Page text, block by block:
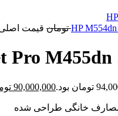
تومان قیمت اصلی 97,500,000 تومان
90,000,000
مصارف خانگی طراحی شده